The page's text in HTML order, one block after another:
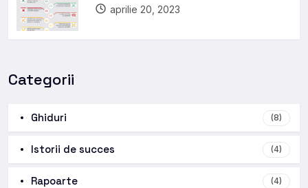
aprilie 20, 2023
Categorii
Ghiduri (8)
Istorii de succes (4)
Rapoarte (4)